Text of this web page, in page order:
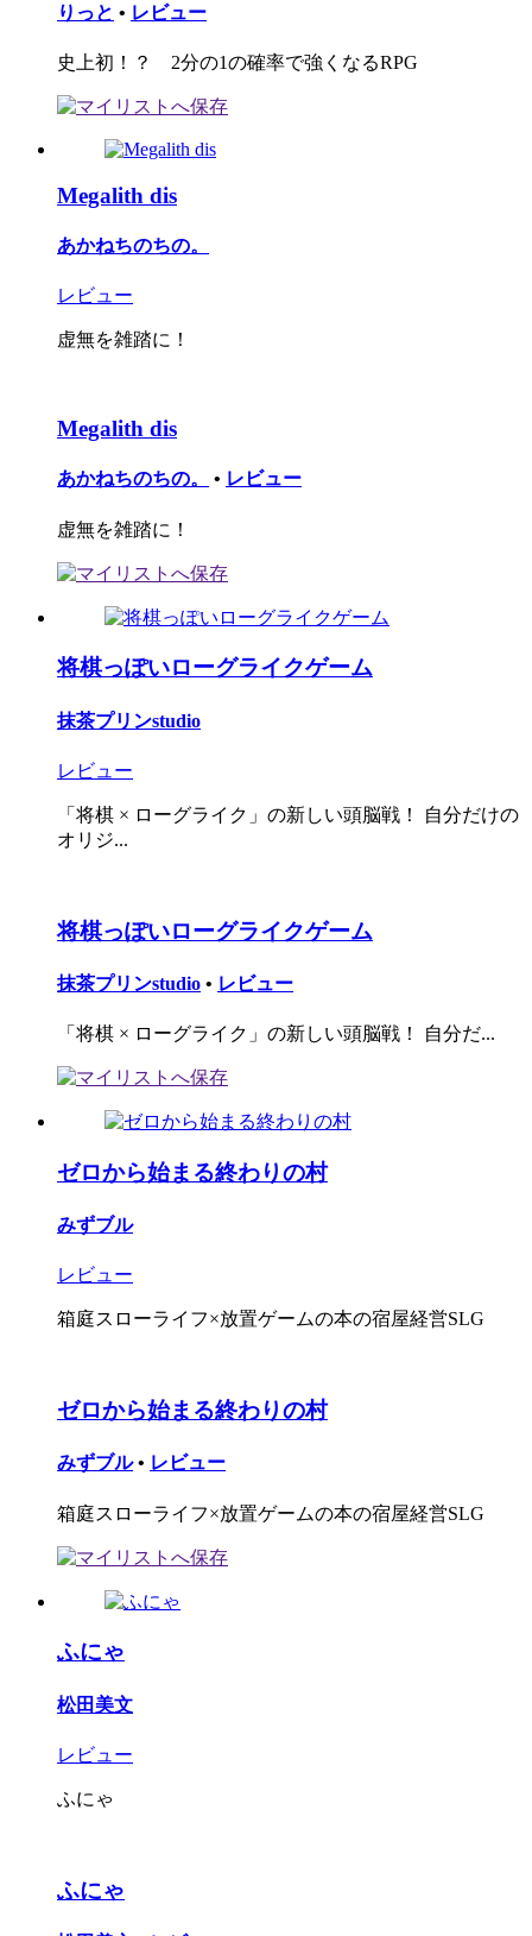
りっと • レビュー
史上初！？ 2分の1の確率で強くなるRPG
Megalith dis
あかねちのちの。
レビュー
虚無を雑踏に！
Megalith dis
あかねちのちの。 • レビュー
虚無を雑踏に！
将棋っぽいローグライクゲーム
抹茶プリンstudio
レビュー
「将棋 × ローグライク」の新しい頭脳戦！ 自分だけの
オリジ...
将棋っぽいローグライクゲーム
抹茶プリンstudio • レビュー
「将棋 × ローグライク」の新しい頭脳戦！ 自分だ...
ゼロから始まる終わりの村
みずブル
レビュー
箱庭スローライフ×放置ゲームの本の宿屋経営SLG
ゼロから始まる終わりの村
みずブル • レビュー
箱庭スローライフ×放置ゲームの本の宿屋経営SLG
ふにゃ
松田美文
レビュー
ふにゃ
ふにゃ